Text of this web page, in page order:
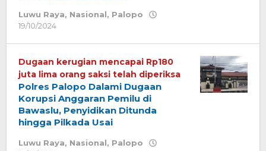
Luwu Raya, Nasional, Palopo
19/10/2024
Dugaan kerugian mencapai Rp180
juta lima orang saksi telah diperiksa
Polres Palopo Dalami Dugaan
Korupsi Anggaran Pemilu di
Bawaslu, Penyidikan Ditunda
hingga Pilkada Usai
Luwu Raya, Nasional, Palopo